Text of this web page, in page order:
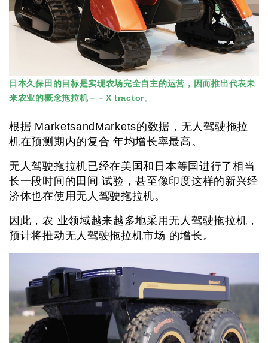
日本久保田的目标是实现农场完全自主的运营，因而推出代表未
来农业的概念拖拉机－－X tractor。
根据 MarketsandMarkets的数据，无人驾驶拖拉
机在预测期内的复合 年均增长率最高。
无人驾驶拖拉机已经在美国和日本等国进行了相当
长一段时间的田间 试验，甚至像印度这样的新兴经
济体也在使用无人驾驶拖拉机。
因此，农 业领域越来越多地采用无人驾驶拖拉机，
预计将推动无人驾驶拖拉机市场 的增长。